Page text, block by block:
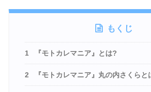
もくじ
1 『モトカレマニア』とは?
2 『モトカレマニア』丸の内さくらと